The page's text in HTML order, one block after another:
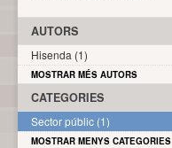
AUTORS
Hisenda (1)
MOSTRAR MÉS AUTORS
CATEGORIES
Sector públic (1)
MOSTRAR MENYS CATEGORIES